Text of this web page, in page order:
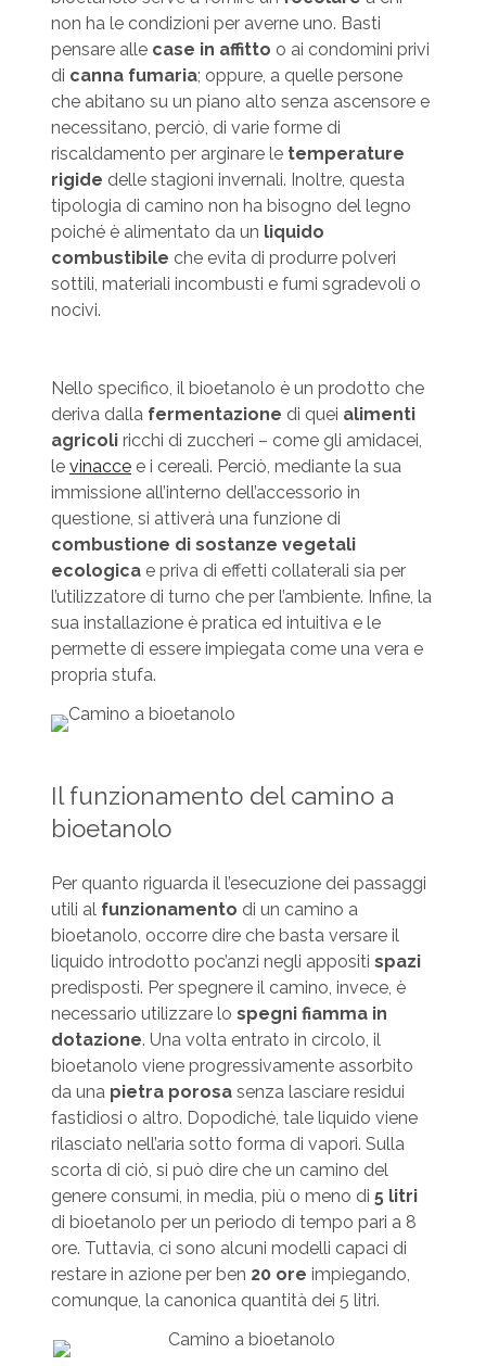
non ha le condizioni per averne uno. Basti
pensare alle case in affitto o ai condomini privi
di canna fumaria; oppure, a quelle persone
che abitano su un piano alto senza ascensore e
necessitano, perciò, di varie forme di
riscaldamento per arginare le temperature
rigide delle stagioni invernali. Inoltre, questa
tipologia di camino non ha bisogno del legno
poiché è alimentato da un liquido
combustibile che evita di produrre polveri
sottili, materiali incombusti e fumi sgradevoli o
nocivi.
Nello specifico, il bioetanolo è un prodotto che
deriva dalla fermentazione di quei alimenti
agricoliricchi di zuccheri – come gli amidacei,
le vinaccee i cereali. Perciò, mediante la sua
immissione all’interno dell’accessorio in
questione, si attiverà una funzione di
combustione di sostanze vegetali
ecologicae priva di effetti collaterali sia per
l’utilizzatore di turno che per l’ambiente. Infine, la
sua installazione è pratica ed intuitiva e le
permette di essere impiegata come una vera e
propria stufa.
Il funzionamento del camino a
bioetanolo
Per quanto riguarda il l’esecuzione dei passaggi
utili al funzionamento di un camino a
bioetanolo, occorre dire che basta versare il
liquido introdotto poc’anzi negli appositi spazi
predisposti. Per spegnere il camino, invece, è
necessario utilizzare lo spegni fiamma in
dotazione. Una volta entrato in circolo, il
bioetanolo viene progressivamente assorbito
da una pietra porosasenza lasciare residui
fastidiosi o altro. Dopodiché, tale liquido viene
rilasciato nell’aria sotto forma di vapori. Sulla
scorta di ciò, si può dire che un camino del
genere consumi, in media, più o meno di 5 litri
di bioetanolo per un periodo di tempo pari a 8
ore. Tuttavia, ci sono alcuni modelli capaci di
restare in azione per ben 20 ore impiegando,
comunque, la canonica quantità dei 5 litri.